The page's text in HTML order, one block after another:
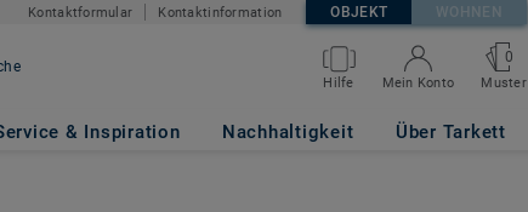
Kontaktformular Kontaktinformation OBJEKT WOHNEN
Hilfe Mein Konto
0
Muster
& Inspiration Nachhaltigkeit Über Tarkett